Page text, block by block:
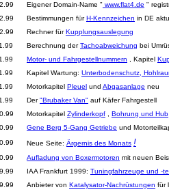
Eigener Domain-Name " www.flat4.de "
Bestimmungen fürH-Kennzeichen in DE
Rechner fürKupplungsauslegung
Berechnung derTachoabweichung bei
Motor- und Fahrgestellnummern , Kapitel
Kapitel Wartung: Unterbodenschutz,
Motorkapitel Pleuel und Abgasanlage neu
Der"Brubaker Van" auf Käfer Fahrgestell
Motorkapitel Zylinderkopf Bohrung und Hub
Gene Berg 5-Gang Getriebe und
Neue Seite: Ärgernis des Monats !
Aufladung von Boxermotoren mit neuen
IAA Frankfurt 1999: Tuningfahrzeuge und -
Anbieter von Katalysator-Nachrüstungen für